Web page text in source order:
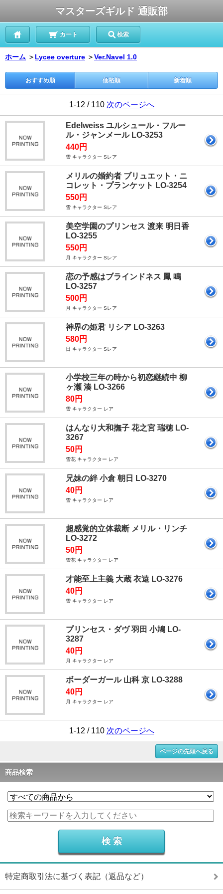
マスターズギルド 通販部
カート 検索
ホーム ＞ Lycee overture ＞Ver.Navel 1.0
おすすめ順 価格順 新着順
1-12 / 110 次のページへ
Edelweiss ユルシュール・フルー
ル・ジャンメール LO-3253
440円
雪 キャラクター Sレア
メリルの婚約者 ブリュエット・ニ
コレット・プランケット LO-3254
550円
雪 キャラクター Sレア
美空学園のプリンセス 渡来 明日香
LO-3255
550円
月 キャラクター Sレア
恋の予感はブラインドネス 鳳 鳴
LO-3257
500円
月 キャラクター Sレア
神界の姫君 リシア LO-3263
580円
日 キャラクター Sレア
小学校三年の時から初恋継続中 柳
ヶ瀬 湊 LO-3266
80円
雪 キャラクター レア
はんなり大和撫子 花之宮 瑞穂 LO-
3267
50円
雪花 キャラクター レア
兄妹の絆 小倉 朝日 LO-3270
40円
雪 キャラクター レア
超感覚的立体裁断 メリル・リンチ
LO-3272
50円
雪花 キャラクター レア
才能至上主義 大蔵 衣遠 LO-3276
40円
雪 キャラクター レア
プリンセス・ダヴ 羽田 小鳩 LO-
3287
40円
月 キャラクター レア
ボーダーガール 山科 京 LO-3288
40円
月 キャラクター レア
1-12 / 110 次のページへ
ページの先頭へ戻る
商品検索
特定商取引法に基づく表記（返品など）